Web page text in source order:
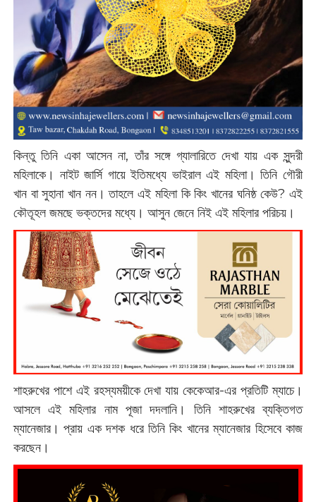
কিন্তু তিনি একা আসেন না, তাঁর সঙ্গে গ্যালারিতে দেখা যায় এক সুন্দরী
মহিলাকে। নাইট জার্সি গায়ে ইতিমধ্যে ভাইরাল এই মহিলা। তিনি গৌরী
খান বা সুহানা খান নন। তাহলে এই মহিলা কি কিং খানের ঘনিষ্ঠ কেউ? এই
কৌতূহল জমছে ভক্তদের মধ্যে। আসুন জেনে নিই এই মহিলার পরিচয়।
শাহরুখের পাশে এই রহস্যময়ীকে দেখা যায় কেকেআর-এর প্রতিটি ম্যাচে।
আসলে এই মহিলার নাম পূজা দদলানি। তিনি শাহরুখের ব্যক্তিগত
ম্যানেজার। প্রায় এক দশক ধরে তিনি কিং খানের ম্যানেজার হিসেবে কাজ
করছেন।